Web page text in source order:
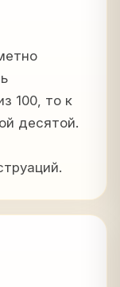
100, то к
десятой.